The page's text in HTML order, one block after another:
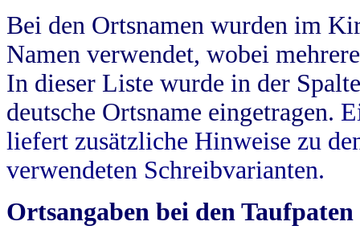
Bei den Ortsnamen wurden im
Namen verwendet, wobei
In dieser Liste wurde in der
deutsche Ortsname eingetragen.
liefert zusätzliche Hinweise zu
verwendeten Schreibvarianten.
Ortsangaben bei den Taufpaten